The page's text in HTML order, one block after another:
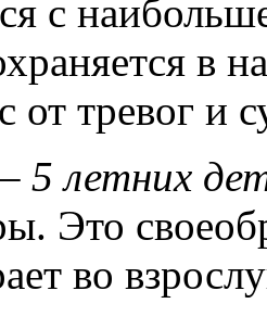
с
в
от тревог и
5 летних
Это
во